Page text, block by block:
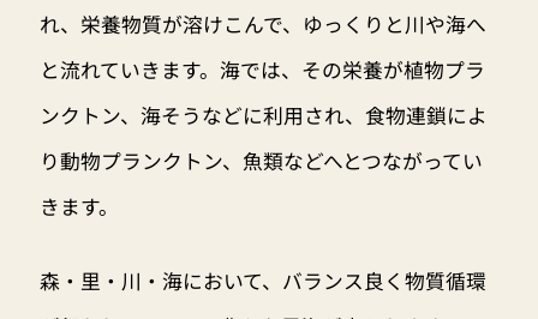
れ、栄養物質が溶けこんで、ゆっくりと川や海へ
と流れていきます。海では、その栄養が植物プラ
ンクトン、海そうなどに利用され、食物連鎖によ
り動物プランクトン、魚類などへとつながってい
きます。
森・里・川・海において、バランス良く物質循環